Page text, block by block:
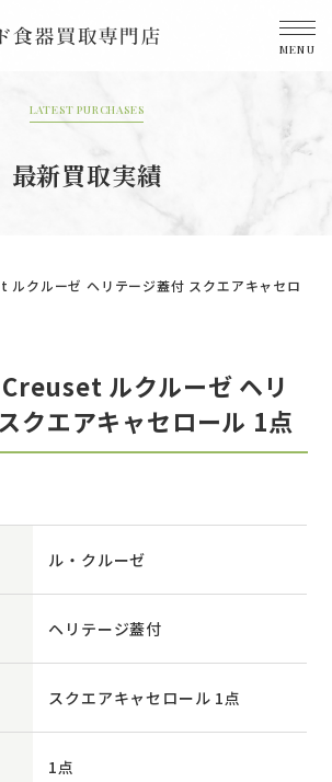
MENU
LATEST PURCHASES
最新買取実績
ルクルーゼ ヘリテージ蓋付 スクエアキャセロ
Creuset ルクルーゼ ヘリ
クエアキャセロール 1点
ル・クルーゼ
ヘリテージ蓋付
スクエアキャセロール 1点
1点